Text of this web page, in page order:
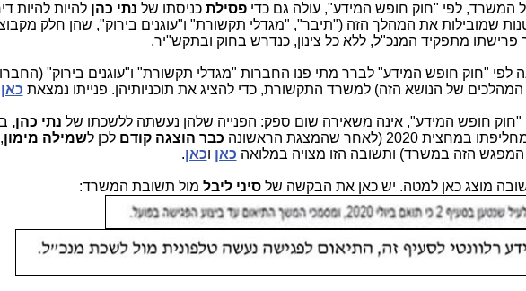
המשרד, לפי "חוק חופש המידע", עולה גם כדיפסילתכניסתו של נתי כהןלהיות להיות
שמובילות את המהלך הזה ("תיבר", "מגדלי תקשורת" ו"עוגנים בירוק", שהן חלק
פרישתו מתפקיד המנכ"ל, ללא כל צינון, כנדרש בחוק ובתקש"יר.
לפי "חוק חופש המידע" לברר מתי פנו החברות "מגדלי תקשורת" ו"עוגנים בירוק"
של הנושא הזה) למשרד התקשורת, כדי להציג את תוכניותיהן. פנייתו נמצאת כאן
"חוק חופש המידע", אינה משאירה שום ספק: הפנייה שלהן נעשתה ללשכתו של נתי כהן,
2020 (לאחר שהמצגת הראשונה
כבר הוצגה קודם לכן לשמילה מימון
הזה במשרד) ותשובה הזו מצויה במלואה כאן וכאן.
מוצג כאן למטה. יש כאן את הבקשה שלסיני ליבל מול תשובת המשרד: